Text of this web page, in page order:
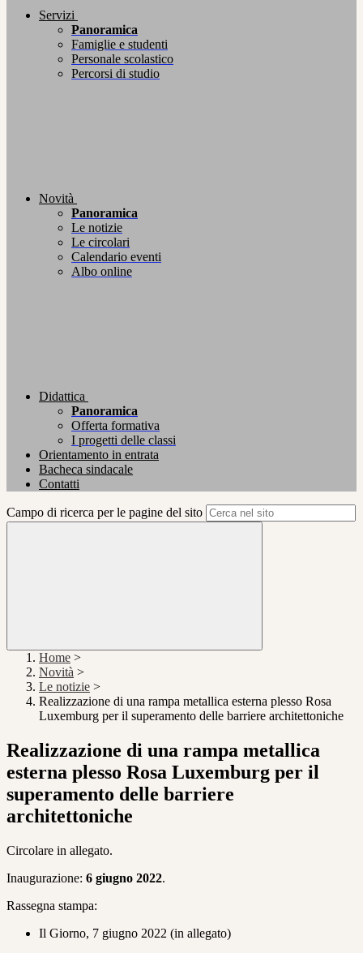
Servizi
Panoramica
Famiglie e studenti
Personale scolastico
Percorsi di studio
Novità
Panoramica
Le notizie
Le circolari
Calendario eventi
Albo online
Didattica
Panoramica
Offerta formativa
I progetti delle classi
Orientamento in entrata
Bacheca sindacale
Contatti
Campo di ricerca per le pagine del sito
Home >
Novità >
Le notizie >
Realizzazione di una rampa metallica esterna plesso Rosa
Luxemburg per il superamento delle barriere architettoniche
Realizzazione di una rampa metallica
esterna plesso Rosa Luxemburg per il
superamento delle barriere
architettoniche
Circolare in allegato.
Inaugurazione: 6 giugno 2022.
Rassegna stampa:
Il Giorno, 7 giugno 2022 (in allegato)